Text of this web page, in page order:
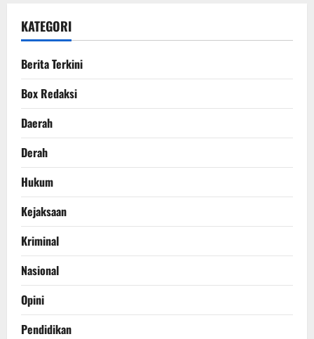
KATEGORI
Berita Terkini
Box Redaksi
Daerah
Derah
Hukum
Kejaksaan
Kriminal
Nasional
Opini
Pendidikan